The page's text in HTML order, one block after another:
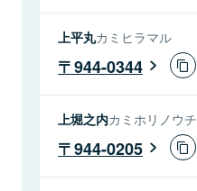
上平丸カミヒラマル
944-0344
上堀之内カミホリノウチ
944-0205